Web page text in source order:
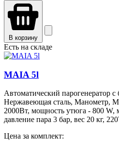
В корзину
Есть на складе
MAIA 5l
Автоматический парогенератор
Нержавеющая сталь, Манометр,
2000Вт, мощность утюга - 800 W,
давление пара 3 бар, вес 20 кг,
Цена за комплект: